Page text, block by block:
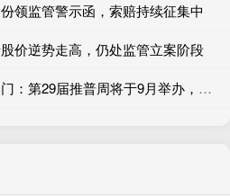
领监管警示函，索赔持续征集中
价逆势走高，仍处监管立案阶段
贵阳期货配资 教育部等九部门：第29届推普周将于9月举办，打造语言文字宣传工作“嘉年华”